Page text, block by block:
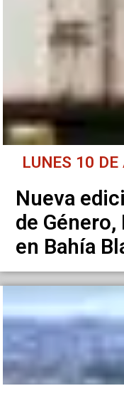
LUNES 10 DE
Nueva
de
en Bahía